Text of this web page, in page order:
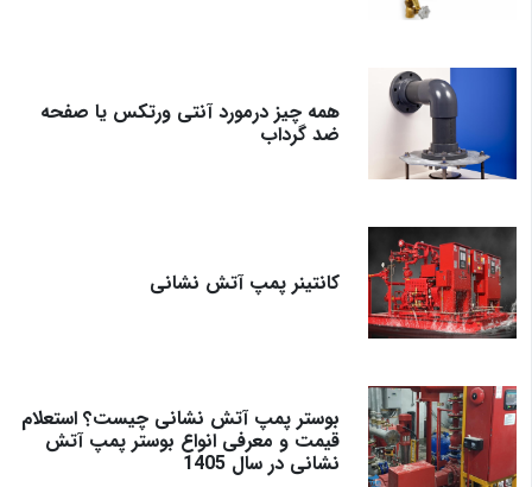
همه چیز درمورد آنتی ورتکس یا صفحه
ضد گرداب
کانتینر پمپ آتش نشانی
بوستر پمپ آتش نشانی چیست؟ استعلام
قیمت و معرفی انواع بوستر پمپ آتش
نشانی در سال 1405